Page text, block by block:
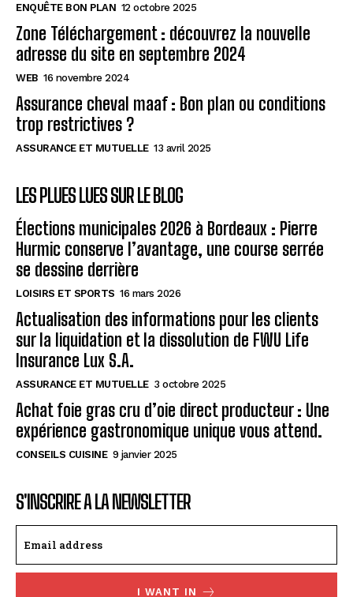
ENQUÊTE BON PLAN 12 octobre 2025
Zone Téléchargement : découvrez la nouvelle
adresse du site en septembre 2024
WEB 16 novembre 2024
Assurance cheval maaf : Bon plan ou conditions
trop restrictives ?
ASSURANCE ET MUTUELLE 13 avril 2025
LES PLUES LUES SUR LE BLOG
Élections municipales 2026 à Bordeaux : Pierre
Hurmic conserve l’avantage, une course serrée
se dessine derrière
LOISIRS ET SPORTS 16 mars 2026
Actualisation des informations pour les clients
sur la liquidation et la dissolution de FWU Life
Insurance Lux S.A.
ASSURANCE ET MUTUELLE 3 octobre 2025
Achat foie gras cru d’oie direct producteur : Une
expérience gastronomique unique vous attend.
CONSEILS CUISINE 9 janvier 2025
S'INSCRIRE A LA NEWSLETTER
I WANT IN